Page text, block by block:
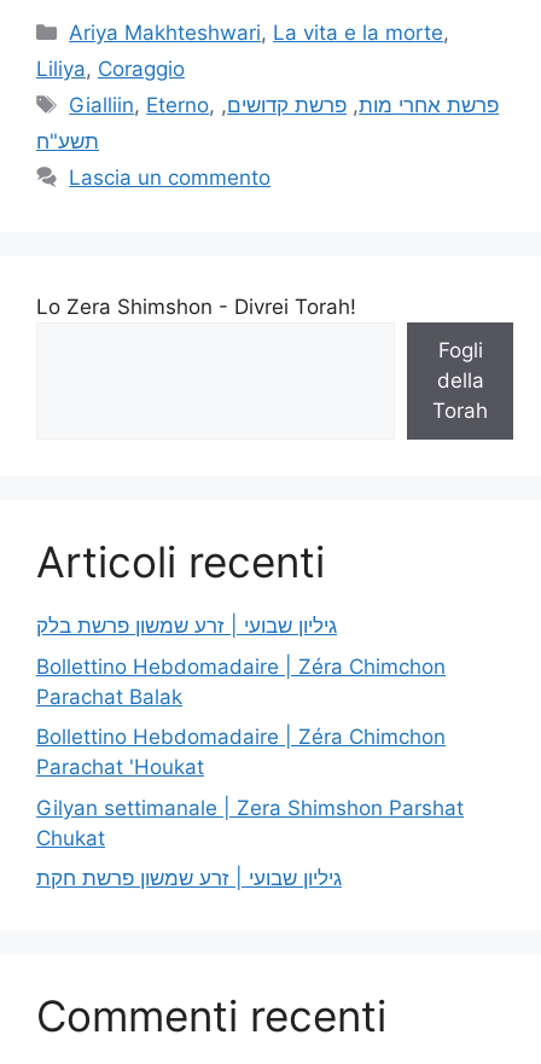
Ariya Makhteshwari, La vita e la morte,
Liliya, Coraggio
Gialliin, Eterno, פרשת אחרי מות, פרשת קדושים,
תשע"ח
Lascia un commento
Lo Zera Shimshon - Divrei Torah!
Fogli
della
Torah
Articoli recenti
גיליון שבועי | זרע שמשון פרשת בלק
Bollettino Hebdomadaire | Zéra Chimchon
Parachat Balak
Bollettino Hebdomadaire | Zéra Chimchon
Parachat 'Houkat
Gilyan settimanale | Zera Shimshon Parshat
Chukat
גיליון שבועי | זרע שמשון פרשת חקת
Commenti recenti